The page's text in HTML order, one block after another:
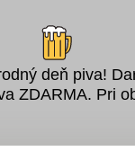
deň piva!
ZDARMA. Pri